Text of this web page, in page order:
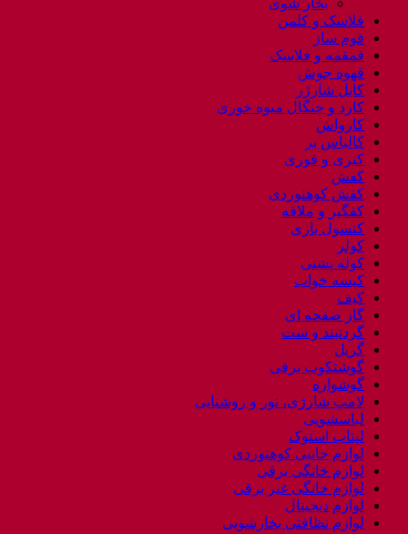
فلاسک و کلمن
فوم ساز
قمقمه و فلاسک
قهوه جوش
کابل شارژر
کارد و چنگال میوه خوری
کارواش
کالباس بر
کتری و قوری
کفش
کفش کوهنوردی
کفگیر و ملاقه
کنسول بازی
کولر
کوله پشتی
کیسه خواب
کیف
گاز صفحه ای
گردنبند و ست
گریل
گوشتکوب برقی
گوشواره
لامپ شارژی، نور و روشنایی
لباسشویی
لپتاب استوک
لوازم جانبی کوهنوردی
لوازم خانگی برقی
لوازم خانگی غیر برقی
لوازم دیجیتال
لوازم نظافتی بخارشویی